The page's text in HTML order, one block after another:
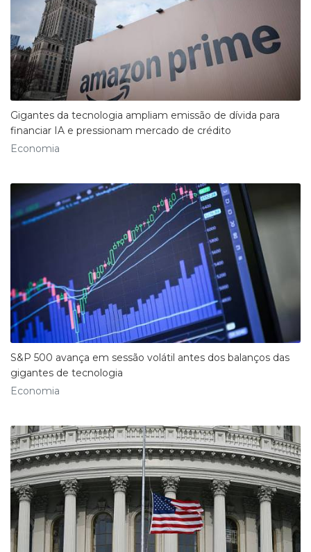
Gigantes da tecnologia ampliam emissão de dívida para
financiar IA e pressionam mercado de crédito
Economia
S&P 500 avança em sessão volátil antes dos balanços das
gigantes de tecnologia
Economia